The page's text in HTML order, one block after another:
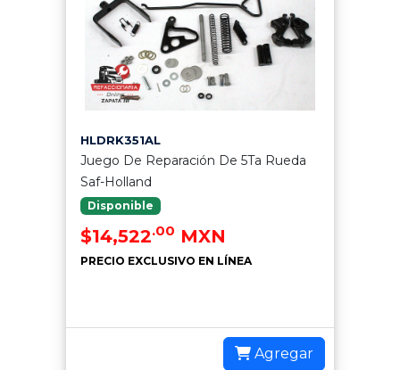
HLDRK351AL
Juego De Reparación De 5Ta Rueda
Saf-Holland
Disponible
$14,522.00 MXN
PRECIO EXCLUSIVO EN LÍNEA
Agregar